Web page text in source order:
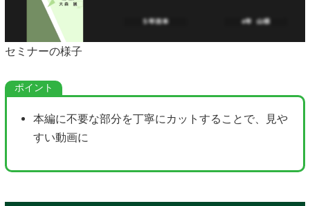
セミナーの様子
本編に不要な部分を丁寧にカットすることで、見や
すい動画に